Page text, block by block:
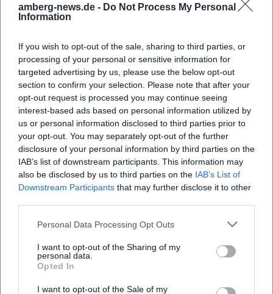
amberg-news.de - Do Not Process My Personal
Information
If you wish to opt-out of the sale, sharing to third parties, or
processing of your personal or sensitive information for
targeted advertising by us, please use the below opt-out
section to confirm your selection. Please note that after your
opt-out request is processed you may continue seeing
interest-based ads based on personal information utilized by
us or personal information disclosed to third parties prior to
your opt-out. You may separately opt-out of the further
disclosure of your personal information by third parties on the
IAB’s list of downstream participants. This information may
also be disclosed by us to third parties on the IAB’s List of
Downstream Participants that may further disclose it to other
Personal Data Processing Opt Outs
I want to opt-out of the Sharing of my
personal data.
Opted In
I want to opt-out of the Sale of my
Motiv der Versöhnung und Zuversicht betont. Die
darauffolgende Konzertreihe trug den Albumtitel auf die
Klassikern funktioniert. 2025 folgte „Dolomiten Schatz“ (10.
Oktober 2025): 15 neue Titel mit Naturevokabular,
Liebesbildern und feierlichen Hymnen – und einer
schwungvollen Lead-Single, die den „Spatzensound“ in
tanzbares Terrain hebt.
Parallel sorgten Festivaltermine, ausverkaufte Gastspiele
und TV-Ausstrahlungen für Sichtbarkeit. Die Release-
Strategie – frühe Single-Auskopplung, Album-
Announcement, Live-Premieren beim Spatzenfest – zeigt
eine souveräne Verzahnung von Produktion, Promotion
den Bühnen und in der medialen Berichterstattung.
Die Musikpresse beschreibt die Kastelruther Spatzen als
„Phänomen“ der Volksmusik: stiltreu, publikumsnah, mit
einem Repertoire, das generationsübergreifend